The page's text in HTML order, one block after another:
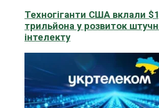
Техногіганти США вклали
трильйона у розвиток
інтелекту